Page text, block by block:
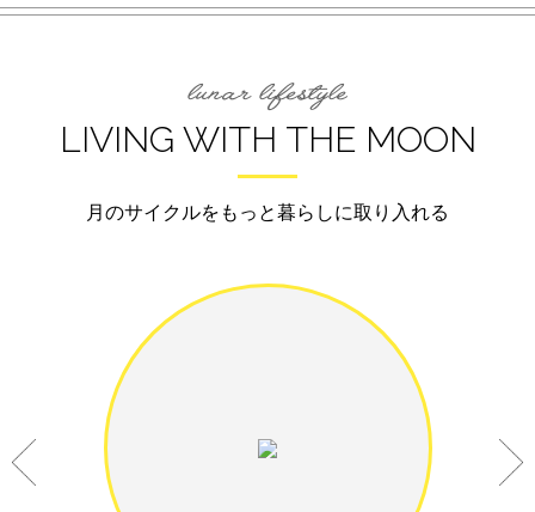
LIVING WITH THE MOON
月のサイクルをもっと暮らしに取り入れる